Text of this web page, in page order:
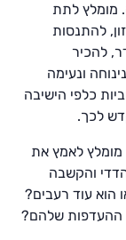
מומלץ לתת
להתנסות
להכיר
ונעימה
כלפי הישיבה
לכך.
מומלץ לאמץ את
והקשבה
הוא עוד רעבים?
ההעדפות שלהם?